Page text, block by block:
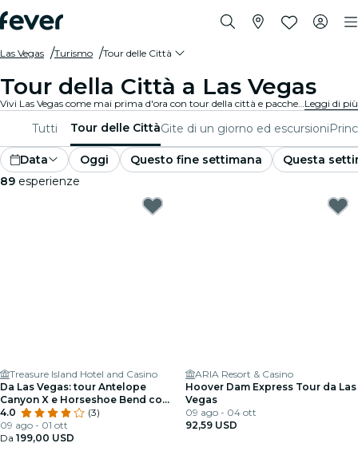
Las Vegas Turismo Tour delle Città
Tour della Città a Las Vegas
Vivi Las Vegas come mai prima d'ora con tour della città e pacchetti turistici. Mentre esplori i famosi luoghi di interesse, le gemme nascoste e i luoghi tipici di Las Vegas, scoprirai le storie che danno vita alla città.Leggi di più
Tutti Tour delle CittàGite di un giorno ed escursioni
Data Oggi Questo fine settimana
Questa
89 esperienze
Treasure Island Hotel and Casino
Da Las Vegas: tour Antelope
Canyon X e Horseshoe Bend con
pranzo
4.0
(3)
09 ago - 01 ott
Da 199,00 USD
ARIA Resort & Casino
Hoover Dam Express Tour da Las
Vegas
09 ago - 04 ott
92,59 USD